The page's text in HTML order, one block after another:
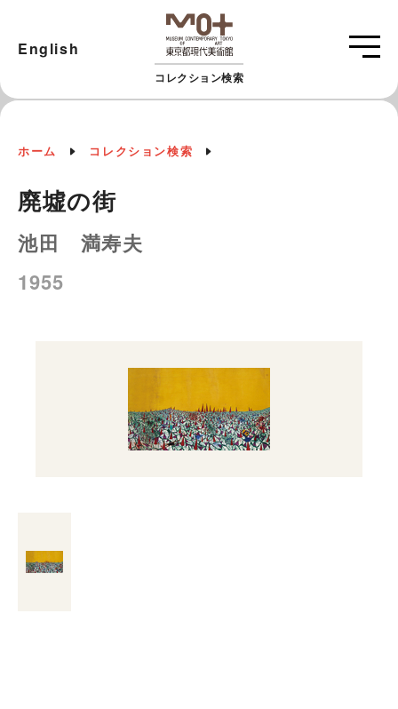
コレクション検索
English
ホーム コレクション検索
廃墟の街
池田 満寿夫
1955